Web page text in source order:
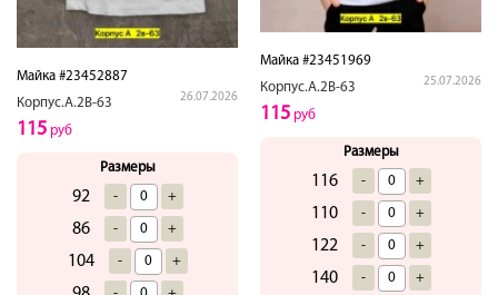
Майка #23452887
Корпус.А.2В-63
26.07.2026
115 руб
Размеры
92 - +
86 - +
104 - +
Майка #23451969
Корпус.А.2В-63
25.07.2026
115 руб
Размеры
116 - +
110 - +
122 - +
140 - +